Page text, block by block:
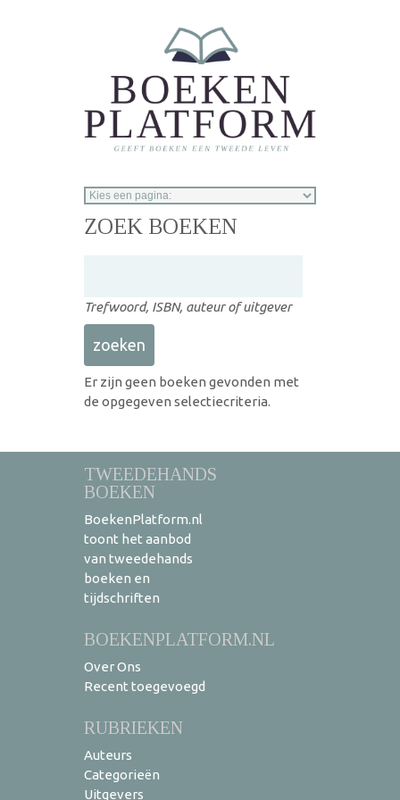
ZOEK BOEKEN
Trefwoord, ISBN, auteur of uitgever
Er zijn geen boeken gevonden met
de opgegeven selectiecriteria.
TWEEDEHANDS
BOEKEN
BoekenPlatform.nl
toont het aanbod
van tweedehands
boeken en
tijdschriften
BOEKENPLATFORM.NL
Over Ons
Recent toegevoegd
RUBRIEKEN
Auteurs
Categorieën
Uitgevers